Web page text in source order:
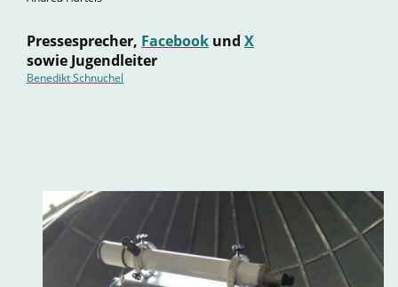
Pressesprecher, Facebook und X
sowie Jugendleiter
Benedikt Schnuchel